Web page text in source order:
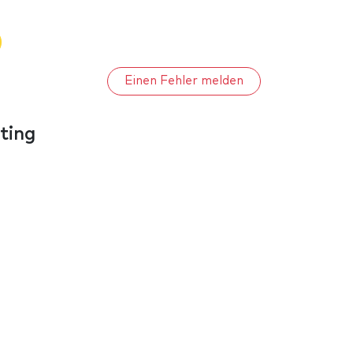
Einen Fehler melden